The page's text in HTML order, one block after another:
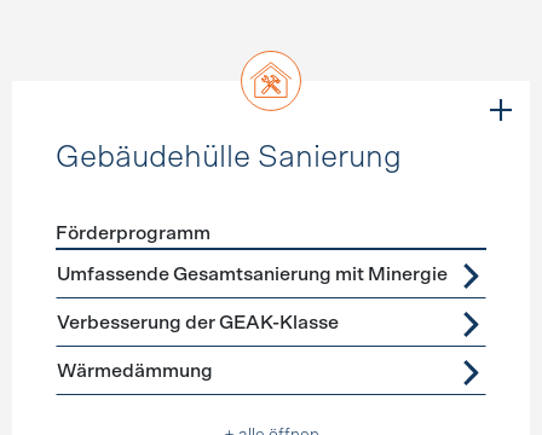
Gebäudehülle Sanierung
Förderprogramme Gebäudehülle Sanierung
Förderprogramm
Umfassende Gesamtsanierung mit Minergie
Verbesserung der GEAK-Klasse
Wärmedämmung